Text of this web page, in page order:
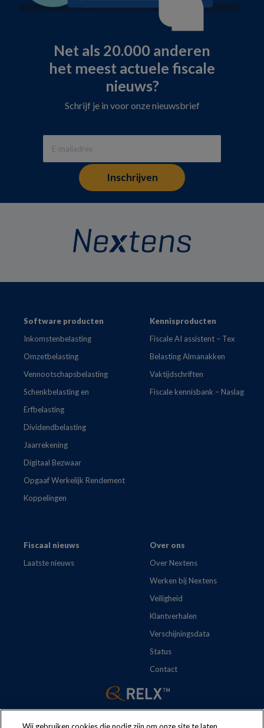
Net als 20.000 anderen
het meest actuele fiscale
nieuws?
Schrijf je in voor onze nieuwsbrief
FooterSoftware producten
Inkomstenbelasting
Omzetbelasting
Vennootschapsbelasting
Schenkbelasting en
Erfbelasting
Dividendbelasting
Jaarrekening
Digitaal Bezwaar
Opgaaf Werkelijk Rendement
Koppelingen
Kennisproducten
Fiscale AI assistent – Tex
Belasting Almanakken
Vaktijdschriften
Fiscale kennisbank – Naslag
Fiscaal nieuws
Laatste nieuws
Over ons
Over Nextens
Werken bij Nextens
Veiligheid
Klantverhalen
Verschijningsdata
Status
Contact